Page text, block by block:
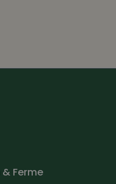
Ferme